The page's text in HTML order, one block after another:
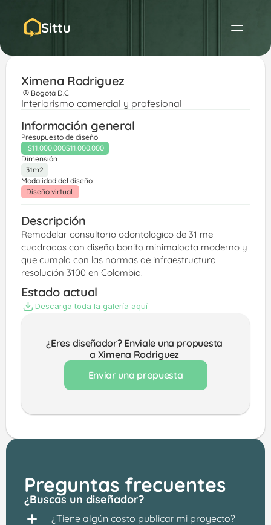
Sittu
Ximena Rodriguez
Bogotá D.C
Interiorismo comercial y profesional
Información general
Presupuesto de diseño
$11.000.000$11.000.000
Dimensión
31m2
Modalidad del diseño
Diseño virtual
Descripción
Remodelar consultorio odontologico de 31 me
cuadrados con diseño bonito minimalodta moderno y
que cumpla con las normas de infraestructura
resolución 3100 en Colombia.
Estado actual
Descarga toda la galería aquí
¿Eres diseñador? Enviale una propuesta
a Ximena Rodriguez
Enviar una propuesta
Preguntas frecuentes
¿Buscas un diseñador?
¿Tiene algún costo publicar mi proyecto?